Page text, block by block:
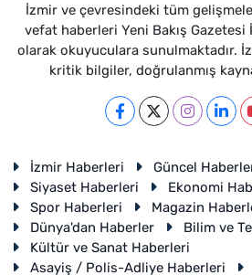
İzmir ve çevresindeki tüm
vefat haberleri Yeni Bakış Gazetesi
olarak okuyuculara sunulmaktadır.
kritik bilgiler, doğrulanmış
İzmir Haberleri
Güncel
Siyaset Haberleri
Ekonomi
Spor Haberleri
Magazin
Dünya'dan Haberler
Bilim ve
Kültür ve Sanat Haberleri
Asayiş / Polis-Adliye Haberleri